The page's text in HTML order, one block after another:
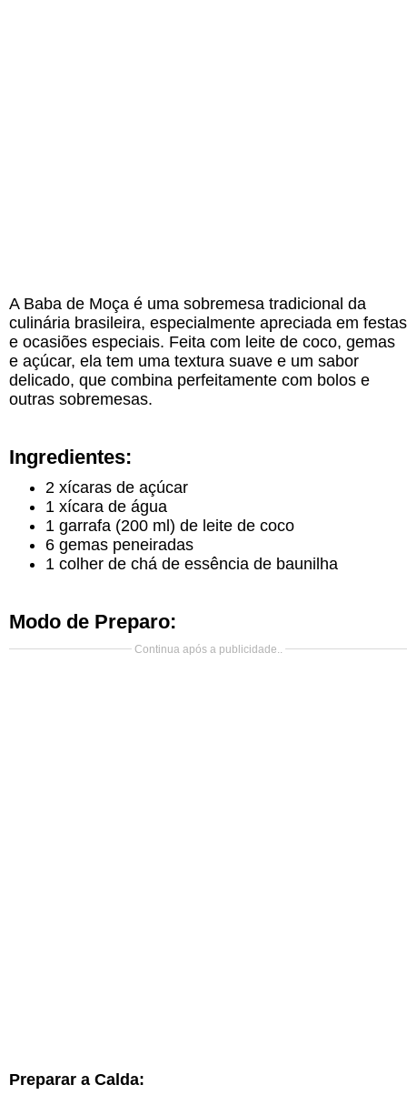
A Baba de Moça é uma sobremesa tradicional da
culinária brasileira, especialmente apreciada em festas
e ocasiões especiais. Feita com leite de coco, gemas
e açúcar, ela tem uma textura suave e um sabor
delicado, que combina perfeitamente com bolos e
outras sobremesas.
Ingredientes:
2 xícaras de açúcar
1 xícara de água
1 garrafa (200 ml) de leite de coco
6 gemas peneiradas
1 colher de chá de essência de baunilha
Modo de Preparo:
Continua após a publicidade..
Preparar a Calda: